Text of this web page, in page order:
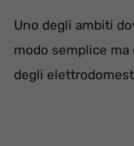
Uno degli ambiti
modo semplice ma
degli